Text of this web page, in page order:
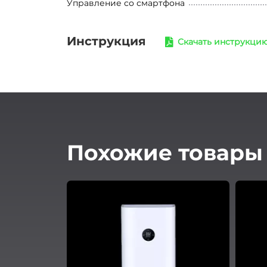
Управление со смартфона
Инструкция Скачать
Похожие товары